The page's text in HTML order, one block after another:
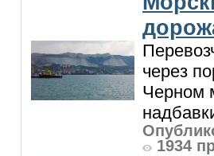
через
Черном
1934